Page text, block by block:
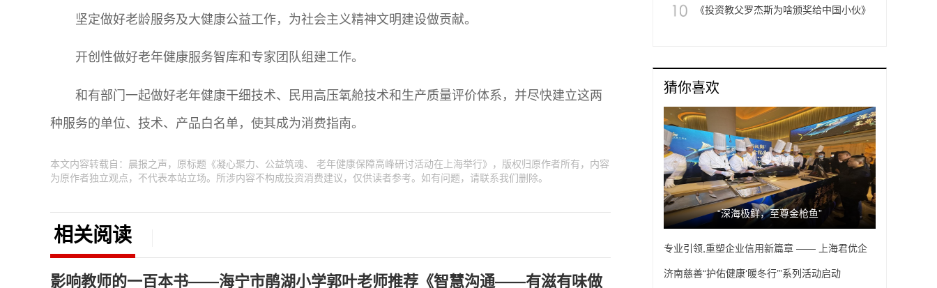
坚定做好老龄服务及大健康公益工作，为社会主义精神文明建设做贡献。
开创性做好老年健康服务智库和专家团队组建工作。
和有部门一起做好老年健康干细技术、民用高压氧舱技术和生产质量评价体系，并尽快建立这两
种服务的单位、技术、产品白名单，使其成为消费指南。
本文内容转载自：晨报之声，原标题《凝心聚力、公益筑魂、 老年健康保障高峰研讨活动在上海举行》，版权归原作者所有，内容
为原作者独立观点，不代表本站立场。所涉内容不构成投资消费建议，仅供读者参考。如有问题，请联系我们删除。
相关阅读
影响教师的一百本书——海宁市鹃湖小学郭叶老师推荐《智慧沟通——有滋有味做
《投资教父罗杰斯为啥颁奖给中国小伙》
猜你喜欢
“深海极鲜，至尊金枪鱼”
专业引领,重塑企业信用新篇章 —— 上海君优企
业征信服务
济南慈善“护佑健康‘暖冬行’”系列活动启动